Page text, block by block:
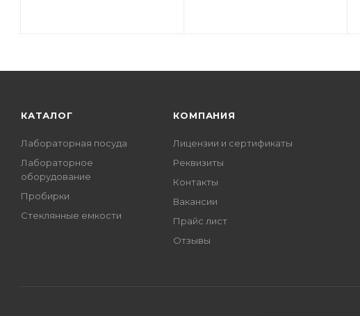
КАТАЛОГ
Лабораторная посуда
Лабораторное
оборудование
Пробирки
Стеклянные емкости
КОМПАНИЯ
Лицензии и сертификаты
Реквизиты
Контакты
Вакансии
Прайс лист
Отзывы